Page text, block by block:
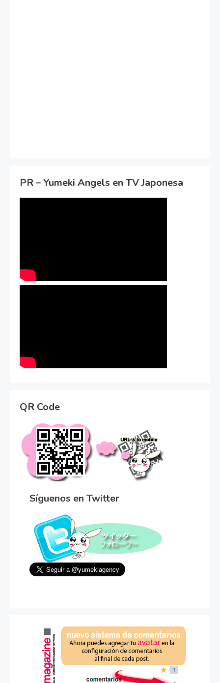
PR – Yumeki Angels en TV Japonesa
QR Code
Síguenos en Twitter